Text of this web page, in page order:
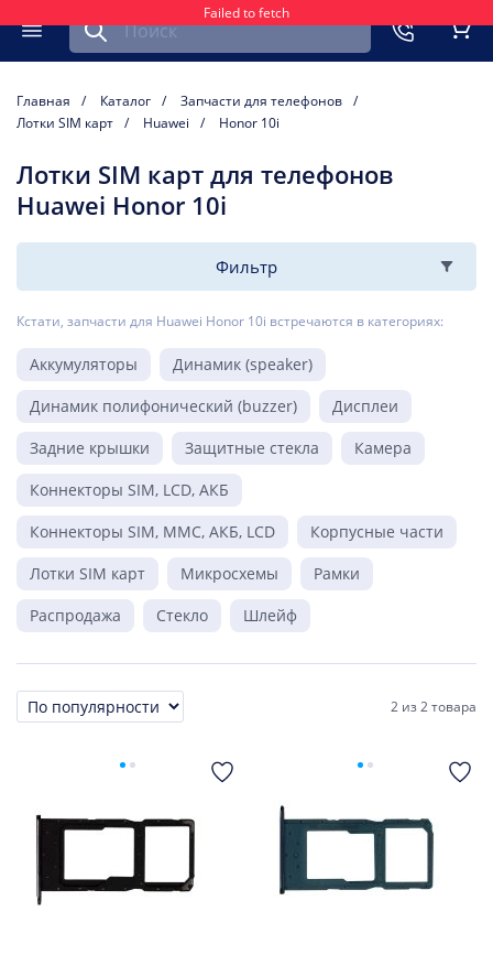
Failed to fetch
Меню
Найти запчасть для мобильного устройства
Главная Каталог
Запчасти для телефонов
Лотки SIM карт
Huawei Honor 10i
Лотки SIM карт для телефонов
Huawei Honor 10i
Фильтр
Кстати, запчасти для Huawei Honor 10i встречаются в категориях:
Аккумуляторы
Динамик (speaker)
Динамик полифонический (buzzer)
Дисплеи
Задние крышки
Защитные стекла
Камера
Коннекторы SIM, LCD, АКБ
Коннекторы SIM, MMC, АКБ, LCD
Корпусные части
Лотки SIM карт
Микросхемы
Рамки
Распродажа
Стекло Шлейф
Сортировка 2 из2 товара